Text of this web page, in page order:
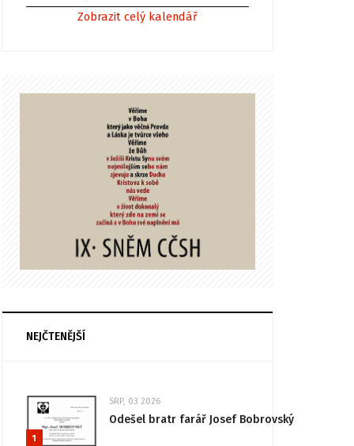
Zobrazit celý kalendář
NEJČTENĚJŠÍ
1
SRP, 03 2026
Odešel bratr farář Josef Bobrovský